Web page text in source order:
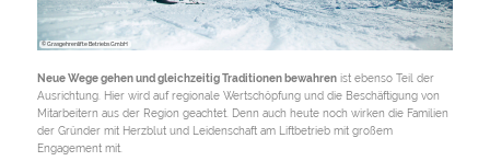
© Grasgehrenlifte Betriebs GmbH
Neue Wege gehen und gleichzeitig Traditionen bewahren ist ebenso Teil der
Ausrichtung. Hier wird auf regionale Wertschöpfung und die Beschäftigung von
Mitarbeitern aus der Region geachtet. Denn auch heute noch wirken die Familien
der Gründer mit Herzblut und Leidenschaft am Liftbetrieb mit großem
Engagement mit.